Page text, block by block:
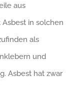
aus
in solchen
als
und
Asbest hat zwar